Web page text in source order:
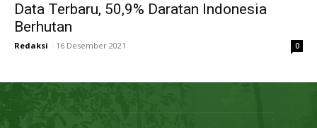
Data Terbaru, 50,9% Daratan Indonesia
Berhutan
Redaksi - 16 Desember 2021 0